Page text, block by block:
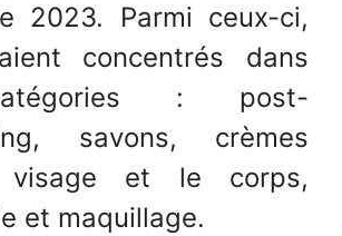
2023. Parmi ceux-ci,
concentrés dans
: post-
savons, crèmes
et le corps,
et maquillage.